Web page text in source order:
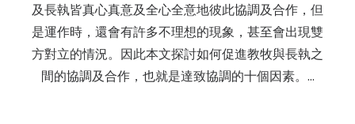
及長執皆真心真意及全心全意地彼此協調及合作，但
是運作時，還會有許多不理想的現象，甚至會出現雙
方對立的情況。因此本文探討如何促進教牧與長執之
間的協調及合作，也就是達致協調的十個因素。…